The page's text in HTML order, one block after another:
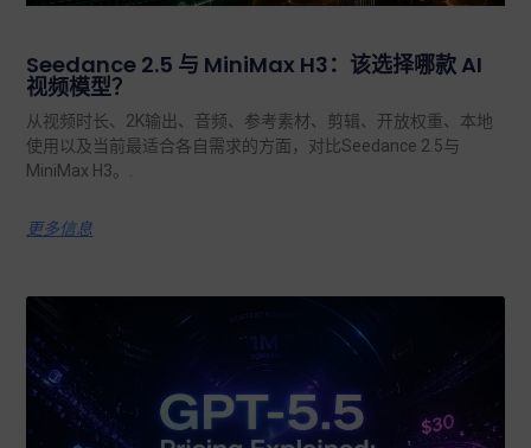
Seedance 2.5 与 MiniMax H3：该选择哪款 AI
视频模型？
从视频时长、2K输出、音频、参考素材、剪辑、开放权重、本地
使用以及当前最适合各自需求的方面，对比Seedance 2.5与
MiniMax H3。.
更多信息